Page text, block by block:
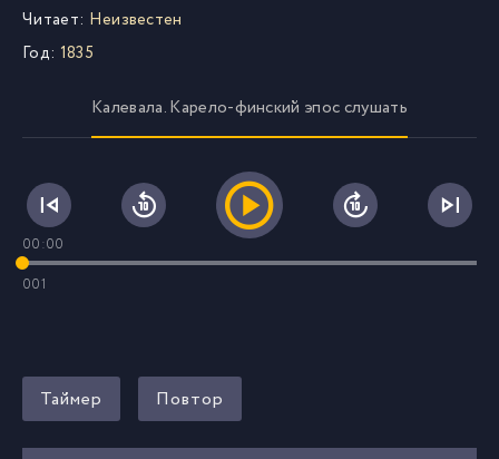
Читает: Неизвестен
Год: 1835
Калевала. Карело-финский эпос слушать
00:00
001
Таймер Повтор